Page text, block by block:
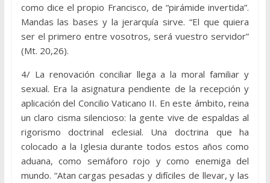
como dice el propio Francisco, de “pirámide invertida”.
Mandas las bases y la jerarquía sirve. “El que quiera
ser el primero entre vosotros, será vuestro servidor”
(Mt. 20,26).
4/ La renovación conciliar llega a la moral familiar y
sexual. Era la asignatura pendiente de la recepción y
aplicación del Concilio Vaticano II. En este ámbito, reina
un claro cisma silencioso: la gente vive de espaldas al
rigorismo doctrinal eclesial. Una doctrina que ha
colocado a la Iglesia durante todos estos años como
aduana, como semáforo rojo y como enemiga del
mundo. “Atan cargas pesadas y difíciles de llevar, y las